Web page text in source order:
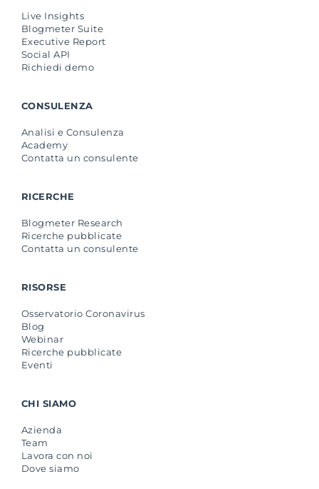
Live Insights
Blogmeter Suite
Executive Report
Social API
Richiedi demo
CONSULENZA
Analisi e Consulenza
Academy
Contatta un consulente
RICERCHE
Blogmeter Research
Ricerche pubblicate
Contatta un consulente
RISORSE
Osservatorio Coronavirus
Blog
Webinar
Ricerche pubblicate
Eventi
CHI SIAMO
Azienda
Team
Lavora con noi
Dove siamo